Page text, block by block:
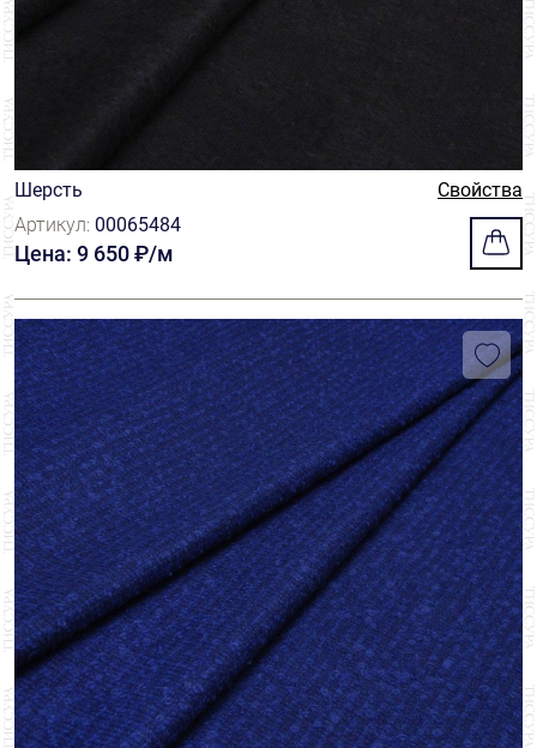
Шерсть
Свойства
Артикул: 00065484
Цена: 9 650 ₽/м